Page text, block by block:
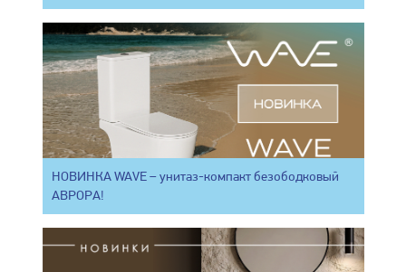
НОВИНКА WAVE – унитаз-компакт безободковый
АВРОРА!